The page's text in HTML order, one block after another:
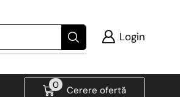
Login
0 Cerere ofertă